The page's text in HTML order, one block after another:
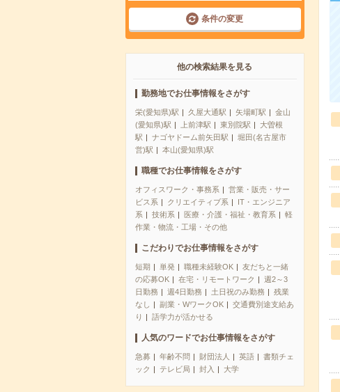
条件の変更
他の検索結果を見る
勤務地でお仕事情報をさがす
栄(愛知県)駅 久屋大通駅 矢場町駅
金山
(愛知県)駅
上前津駅 東別院駅
大曽根
駅
ナゴヤドーム前矢田駅
堀田(名古屋市
営)駅
本山(愛知県)駅
職種でお仕事情報をさがす
オフィスワーク・事務系
営業・販売・サー
ビス系
クリエイティブ系
IT・エンジニア
系
技術系 医療・介護・福祉・教育系
軽
作業・物流・工場・その他
こだわりでお仕事情報をさがす
短期 単発 職種未経験OK
友だちと一緒
の応募OK
在宅・リモートワーク
週2～3
日勤務
週4日勤務 土日祝のみ勤務
残業
なし
副業・WワークOK
交通費別途支給あ
り
語学力が活かせる
人気のワードでお仕事情報をさがす
急募 年齢不問 財団法人 英語
書類チェ
ック
テレビ局 封入 大学